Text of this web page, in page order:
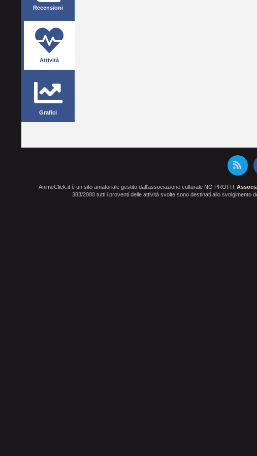
Recensioni
Attività
Grafici
AnimeClick.it è un sito amatoriale gestito dall'associazione culturale NO PROFIT
383/2000 tutti i proventi delle attività svolte sono destinati allo